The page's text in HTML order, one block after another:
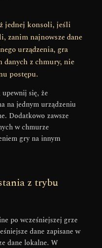
jednej konsoli, jeśli
zanim najnowsze dane
urządzenia, gra
danych z chmury, nie
postępu.
się, że
na jednym urządzeniu
Dodatkowo zawsze
w chmurze
gry na innym
z trybu
po wcześniejszej grze
dane zapisane w
dane lokalne. W